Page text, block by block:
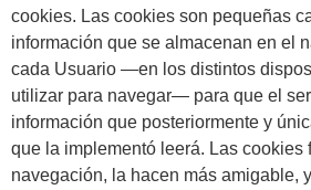
cookies. Las cookies son pequeñas
información que se almacenan en el
cada Usuario —en los distintos
utilizar para navegar— para que el
información que posteriormente y
que la implementó leerá. Las cookies
navegación, la hacen más amigable,